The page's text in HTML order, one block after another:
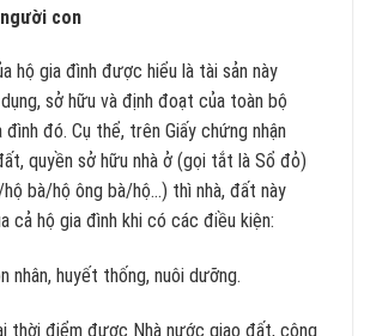
con
hộ gia đình được hiểu là tài sản này
sở hữu và định đoạt của toàn bộ
đó. Cụ thể, trên Giấy chứng nhận
quyền sở hữu nhà ở (gọi tắt là Sổ đỏ)
hộ bà/hộ ông bà/hộ…) thì nhà, đất này
cả hộ gia đình khi có các điều kiện:
nhân, huyết thống, nuôi dưỡng.
thời điểm được Nhà nước giao đất, công